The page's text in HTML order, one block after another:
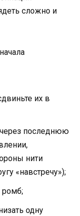
сложно и
их в
через последнюю
нити
«навстречу»);
ромб;
одну